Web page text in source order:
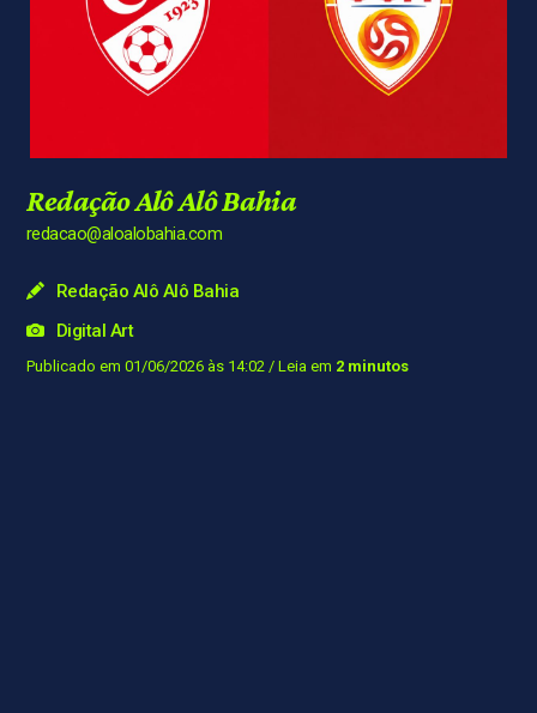
Redação Alô Alô Bahia
redacao@aloalobahia.com
Redação Alô Alô Bahia
Digital Art
Publicado em 01/06/2026 às 14:02 / Leia em 2 minutos